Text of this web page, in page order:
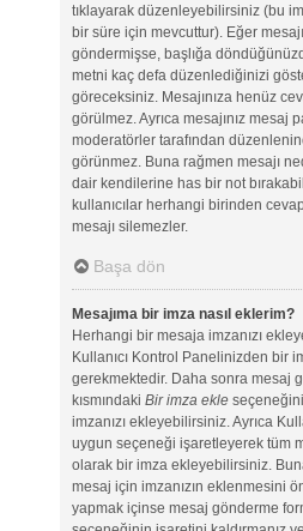
tıklayarak düzenleyebilirsiniz (bu
bir süre için mevcuttur). Eğer
göndermişse, başlığa
metni kaç defa düzenlediğinizi
göreceksiniz. Mesajınıza henüz
görülmez. Ayrıca mesajınız mesaj
moderatörler tarafından
görünmez. Buna rağmen mesajı
dair kendilerine has bir not
kullanıcılar herhangi birinden
mesajı silemezler.
Başa dön
Mesajıma bir imza nasıl eklerim?
Herhangi bir mesaja imzanızı
Kullanıcı Kontrol Panelinizden bir
gerekmektedir. Daha sonra mesaj
kısmındaki Bir imza ekleseçeneğini
imzanızı ekleyebilirsiniz. Ayrıca
uygun seçeneği işaretleyerek tüm
olarak bir imza ekleyebilirsiniz.
mesaj için imzanızın eklenmesini
yapmak içinse mesaj gönderme